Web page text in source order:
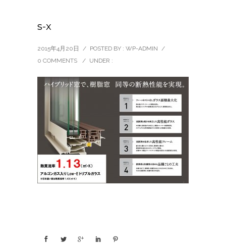
s-x
2015年4月20日 / POSTED BY : WP-ADMIN /
0 COMMENTS
/ UNDER :